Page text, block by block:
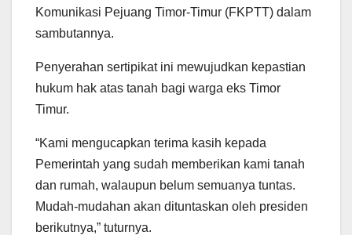
Komunikasi Pejuang Timor-Timur (FKPTT) dalam
sambutannya.
Penyerahan sertipikat ini mewujudkan kepastian
hukum hak atas tanah bagi warga eks Timor
Timur.
“Kami mengucapkan terima kasih kepada
Pemerintah yang sudah memberikan kami tanah
dan rumah, walaupun belum semuanya tuntas.
Mudah-mudahan akan dituntaskan oleh presiden
berikutnya,” tuturnya.